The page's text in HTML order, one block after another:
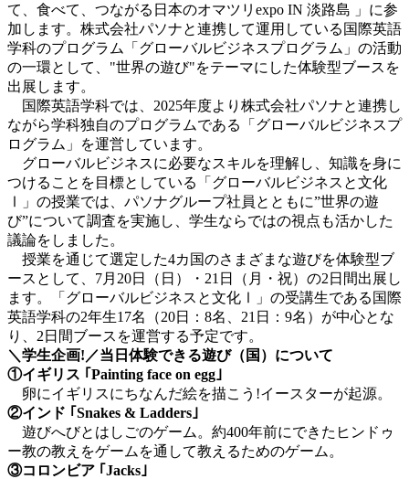
て、食べて、つながる日本のオマツリexpo IN 淡路島 」に参
加します。株式会社パソナと連携して運用している国際英語
学科のプログラム「グローバルビジネスプログラム」の活動
の一環として、"世界の遊び"をテーマにした体験型ブースを
出展します。
国際英語学科では、2025年度より株式会社パソナと連携し
ながら学科独自のプログラムである「グローバルビジネスプ
ログラム」を運営しています。
グローバルビジネスに必要なスキルを理解し、知識を身に
つけることを目標としている「グローバルビジネスと文化
Ⅰ」の授業では、パソナグループ社員とともに”世界の遊
び”について調査を実施し、学生ならではの視点も活かした
議論をしました。
授業を通じて選定した4カ国のさまざまな遊びを体験型ブ
ースとして、7月20日（日）・21日（月・祝）の2日間出展し
ます。「グローバルビジネスと文化Ⅰ」の受講生である国際
英語学科の2年生17名（20日：8名、21日：9名）が中心とな
り、2日間ブースを運営する予定です。
＼学生企画!／当日体験できる遊び（国）について
①イギリス ｢Painting face on egg｣
卵にイギリスにちなんだ絵を描こう!イースターが起源。
②インド ｢Snakes & Ladders｣
遊びへびとはしごのゲーム。約400年前にできたヒンドゥ
ー教の教えをゲームを通して教えるためのゲーム。
③コロンビア ｢Jacks｣